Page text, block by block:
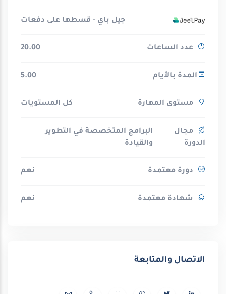
جيل باي - قسطها على دفعات
عدد الساعات 20.00
المدة بالأيام 5.00
مستوى المهارة كل المستويات
مجال
الدورة
البرامج المتخصصة في التطوير
والقيادة
دورة معتمدة نعم
شهادة معتمدة نعم
الاتصال والمتابعة